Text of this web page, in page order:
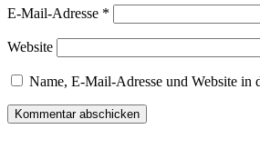
E-Mail-Adresse *
Website
Name, E-Mail-Adresse und Website in